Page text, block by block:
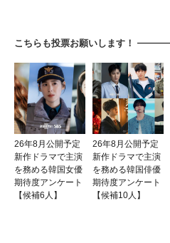
こちらも投票お願いします！
26年8月公開予定
新作ドラマで主演
を務める韓国女優
期待度アンケート
【候補6人】
26年8月公開予定
新作ドラマで主演
を務める韓国俳優
期待度アンケート
【候補10人】